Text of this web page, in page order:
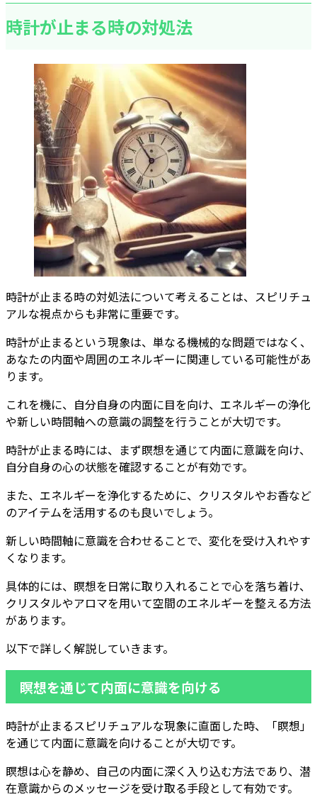
時計が止まる時の対処法
時計が止まる時の対処法について考えることは、スピリチュ
アルな視点からも非常に重要です。
時計が止まるという現象は、単なる機械的な問題ではなく、
あなたの内面や周囲のエネルギーに関連している可能性があ
ります。
これを機に、自分自身の内面に目を向け、エネルギーの浄化
や新しい時間軸への意識の調整を行うことが大切です。
時計が止まる時には、まず瞑想を通じて内面に意識を向け、
自分自身の心の状態を確認することが有効です。
また、エネルギーを浄化するために、クリスタルやお香など
のアイテムを活用するのも良いでしょう。
新しい時間軸に意識を合わせることで、変化を受け入れやす
くなります。
具体的には、瞑想を日常に取り入れることで心を落ち着け、
クリスタルやアロマを用いて空間のエネルギーを整える方法
があります。
以下で詳しく解説していきます。
瞑想を通じて内面に意識を向ける
時計が止まるスピリチュアルな現象に直面した時、「瞑想」
を通じて内面に意識を向けることが大切です。
瞑想は心を静め、自己の内面に深く入り込む方法であり、潜
在意識からのメッセージを受け取る手段として有効です。